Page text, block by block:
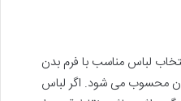
لباس مناسب با فرم بدن
محسوب می شود. اگر لباس